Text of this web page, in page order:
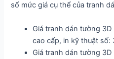
số mức giá cụ thể của tranh
Giá tranh dán tường 3D
cao cấp, in kỹ thuật
Giá tranh dán tường 3D